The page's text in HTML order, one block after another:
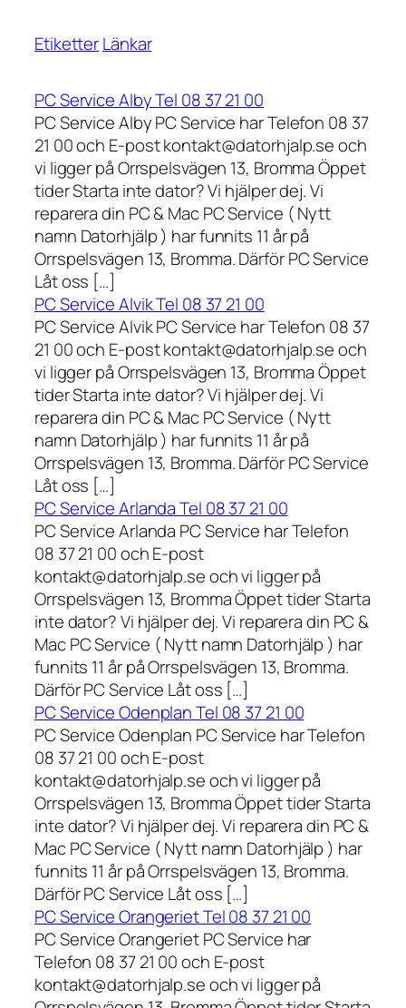
EtiketterLänkar
PC Service Alby Tel 08 37 21 00
PC Service Alby PC Service har Telefon 08 37
21 00 och E-post kontakt@datorhjalp.se och
vi ligger på Orrspelsvägen 13, Bromma Öppet
tider Starta inte dator? Vi hjälper dej. Vi
reparera din PC & Mac PC Service ( Nytt
namn Datorhjälp ) har funnits 11 år på
Orrspelsvägen 13, Bromma. Därför PC Service
Låt oss […]
PC Service Alvik Tel 08 37 21 00
PC Service Alvik PC Service har Telefon 08 37
21 00 och E-post kontakt@datorhjalp.se och
vi ligger på Orrspelsvägen 13, Bromma Öppet
tider Starta inte dator? Vi hjälper dej. Vi
reparera din PC & Mac PC Service ( Nytt
namn Datorhjälp ) har funnits 11 år på
Orrspelsvägen 13, Bromma. Därför PC Service
Låt oss […]
PC Service Arlanda Tel 08 37 21 00
PC Service Arlanda PC Service har Telefon
08 37 21 00 och E-post
kontakt@datorhjalp.se och vi ligger på
Orrspelsvägen 13, Bromma Öppet tider Starta
inte dator? Vi hjälper dej. Vi reparera din PC &
Mac PC Service ( Nytt namn Datorhjälp ) har
funnits 11 år på Orrspelsvägen 13, Bromma.
Därför PC Service Låt oss […]
PC Service Odenplan Tel 08 37 21 00
PC Service Odenplan PC Service har Telefon
08 37 21 00 och E-post
kontakt@datorhjalp.se och vi ligger på
Orrspelsvägen 13, Bromma Öppet tider Starta
inte dator? Vi hjälper dej. Vi reparera din PC &
Mac PC Service ( Nytt namn Datorhjälp ) har
funnits 11 år på Orrspelsvägen 13, Bromma.
Därför PC Service Låt oss […]
PC Service Orangeriet Tel 08 37 21 00
PC Service Orangeriet PC Service har
Telefon 08 37 21 00 och E-post
kontakt@datorhjalp.se och vi ligger på